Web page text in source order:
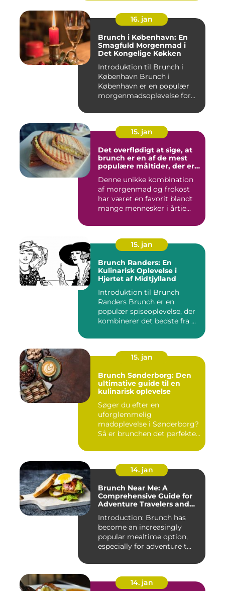
16. jan
Brunch i København: En
Smagfuld Morgenmad i
Det Kongelige Køkken
Introduktion til Brunch i
København Brunch i
København er en populær
morgenmadsoplevelse for
15. jan
Det overflødigt at sige, at
brunch er en af de mest
populære måltider, der er
Denne unikke kombination
af morgenmad og frokost
har været en favorit blandt
mange mennesker i årtie...
15. jan
Brunch Randers: En
Kulinarisk Oplevelse i
Hjertet af Midtjylland
Introduktion til Brunch
Randers Brunch er en
populær spiseoplevelse, der
kombinerer det bedste fra ...
15. jan
Brunch Sønderborg: Den
ultimative guide til en
kulinarisk oplevelse
Søger du efter en
uforglemmelig
madoplevelse i Sønderborg?
Så er brunchen det perfekte
14. jan
Brunch Near Me: A
Comprehensive Guide for
Adventure Travelers and
Introduction: Brunch has
become an increasingly
popular mealtime option,
especially for adventure t...
14. jan